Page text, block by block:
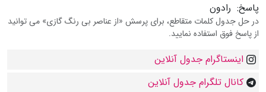
پاسخ: رادون
در حل جدول کلمات متقاطع، برای پرسش «از عناصر بی رنگ گازی» می توانید
از پاسخ فوق استفاده نمایید.
اینستاگرام جدول آنلاین
کانال تلگرام جدول آنلاین